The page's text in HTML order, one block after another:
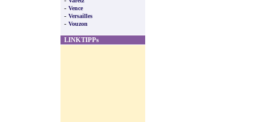
- Vence
- Versailles
- Vouzon
LINKTIPPs